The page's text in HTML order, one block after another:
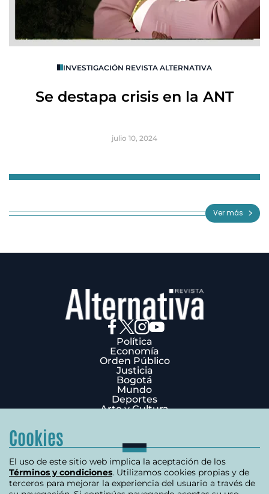
INVESTIGACIÓN REVISTA ALTERNATIVA
Se destapa crisis en la ANT
julio 10, 2024
3
Ver más
Política
Economía
Orden Público
Justicia
Bogotá
Mundo
Deportes
Arte y Cultura
Términos y condiciones
Política de privacidad
Política de cookies
Contáctenos
Cookies
El uso de este sitio web implica la aceptación de los
Términos y condiciones. Utilizamos cookies propias y de
terceros para mejorar la experiencia del usuario a través de